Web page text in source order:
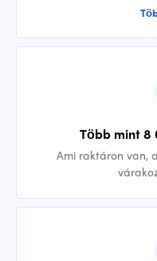
Több mint 8
Ami raktáron van,